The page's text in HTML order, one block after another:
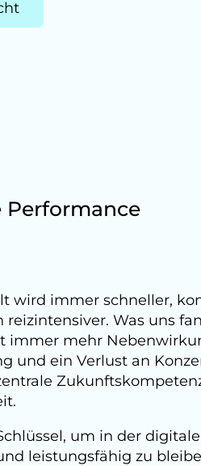
wird immer schneller,
reizintensiver. Was uns
immer mehr
und ein Verlust an
um in der
leistungsfähig zu